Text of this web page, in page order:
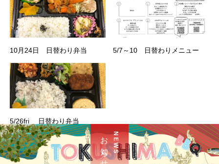
10月24日 日替わり弁当 5/7～10 日替わりメニュー
5/26fri 日替わり弁当
N E W S
お 知 ら せ